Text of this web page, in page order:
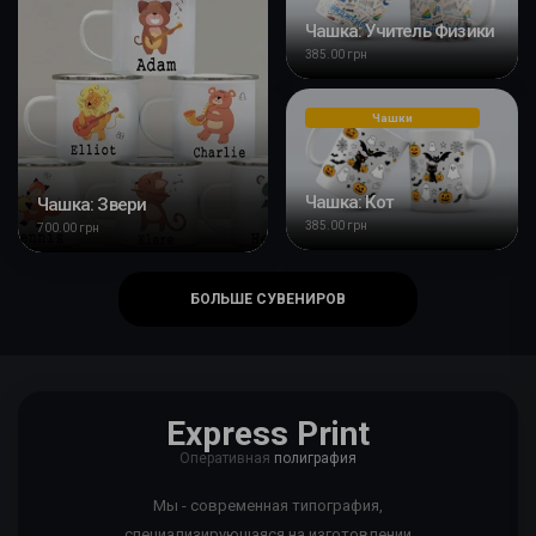
Чашка: Звери
700.00 грн
Чашка: Учитель Физики
385.00 грн
Чашки
Чашка: Кот
385.00 грн
БОЛЬШЕ СУВЕНИРОВ
Express Print
Оперативная полиграфия
Мы - современная типография,